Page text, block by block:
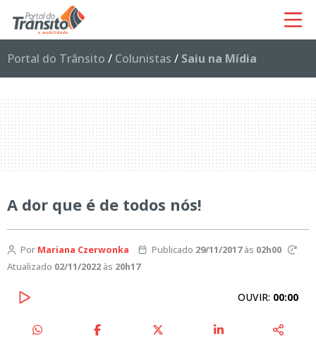
Portal do Trânsito / Colunistas / Saiu na Mídia
A dor que é de todos nós!
Por Mariana Czerwonka Publicado 29/11/2017às 02h00
Atualizado 02/11/2022 às 20h17
OUVIR: 00:00